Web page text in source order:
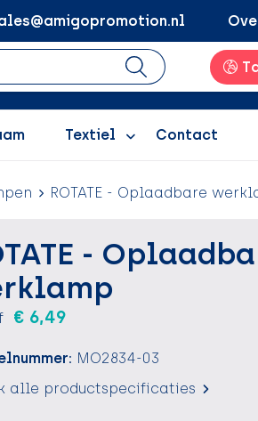
Textiel Contact
ROTATE - Oplaadbare
-
€ 6,49
MO2834-03
alle productspecificaties